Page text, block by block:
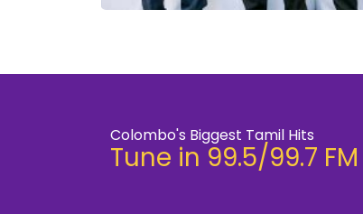
Colombo's Biggest Tamil Hits
Tune in 99.5/99.7 FM